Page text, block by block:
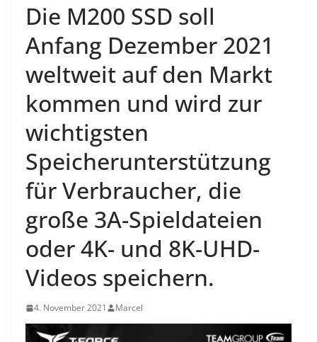
Die M200 SSD soll
Anfang Dezember 2021
weltweit auf den Markt
kommen und wird zur
wichtigsten
Speicherunterstützung
für Verbraucher, die
große 3A-Spieldateien
oder 4K- und 8K-UHD-
Videos speichern.
4. November 2021 Marcel